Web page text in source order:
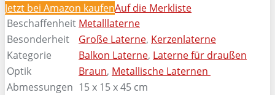
Jetzt bei Amazon kaufenAuf die Merkliste
Beschaffenheit Metalllaterne
Besonderheit
Große Laterne, Kerzenlaterne
Kategorie
Balkon Laterne, Laterne für draußen
Optik
Braun, Metallische Laternen
Abmessungen 15 x 15 x 45 cm